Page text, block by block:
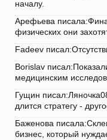
началу.
Арефьева
физических они
Fadeev
Borislav
медицинским
Гущин
длится стратегу -
Баженова
бизнес, который